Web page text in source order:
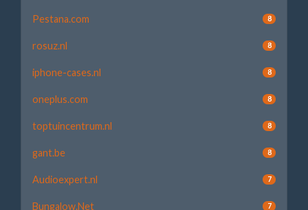
Pestana.com 8
rosuz.nl 8
iphone-cases.nl 8
oneplus.com 8
toptuincentrum.nl 8
gant.be 8
Audioexpert.nl 7
Bungalow.Net 7